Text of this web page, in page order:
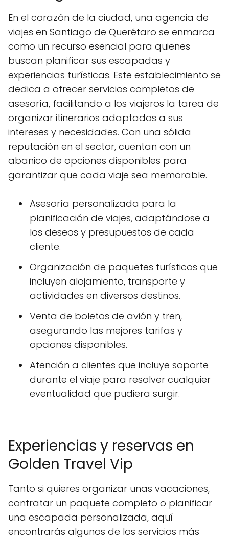
En el corazón de la ciudad, una agencia de
viajes en Santiago de Querétaro se enmarca
como un recurso esencial para quienes
buscan planificar sus escapadas y
experiencias turísticas. Este establecimiento se
dedica a ofrecer servicios completos de
asesoría, facilitando a los viajeros la tarea de
organizar itinerarios adaptados a sus
intereses y necesidades. Con una sólida
reputación en el sector, cuentan con un
abanico de opciones disponibles para
garantizar que cada viaje sea memorable.
Asesoría personalizada para la
planificación de viajes, adaptándose a
los deseos y presupuestos de cada
cliente.
Organización de paquetes turísticos que
incluyen alojamiento, transporte y
actividades en diversos destinos.
Venta de boletos de avión y tren,
asegurando las mejores tarifas y
opciones disponibles.
Atención a clientes que incluye soporte
durante el viaje para resolver cualquier
eventualidad que pudiera surgir.
Experiencias y reservas en
Golden Travel Vip
Tanto si quieres organizar unas vacaciones,
contratar un paquete completo o planificar
una escapada personalizada, aquí
encontrarás algunos de los servicios más